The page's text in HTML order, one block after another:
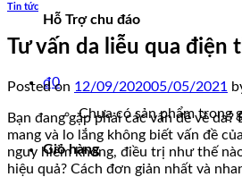
Hỗ Trợ chu đáo
₫0
Chưa có sản phẩm trong
Giỏ hàng
Tin tức
Tư vấn da liễu qua điện
Posted on 12/09/202005/05/2021
Bạn đang gặp phải các vấn đề về
mang và lo lắng không biết vấn đề
nguy hiểm không, điều trị như thế
hiệu quả? Cách đơn giản nhất và